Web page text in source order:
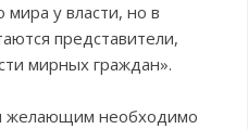
мира у власти, но в
представители,
мирных граждан».
желающим необходимо